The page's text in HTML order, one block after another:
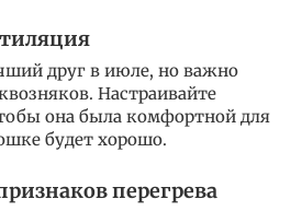
друг в июле, но важно
Настраивайте
она была комфортной для
будет хорошо.
перегрева